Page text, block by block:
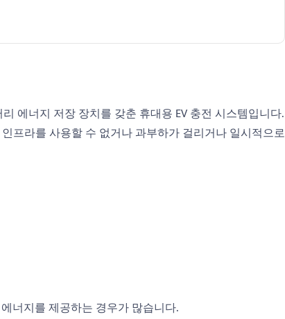
에너지 저장 장치를 갖춘 휴대용 EV 충전 시스템입니다.
프라를 사용할 수 없거나 과부하가 걸리거나 일시적으로
너지를 제공하는 경우가 많습니다.